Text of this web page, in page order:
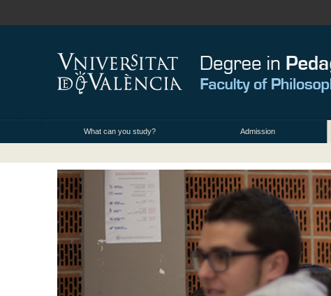
What can you study? Admission